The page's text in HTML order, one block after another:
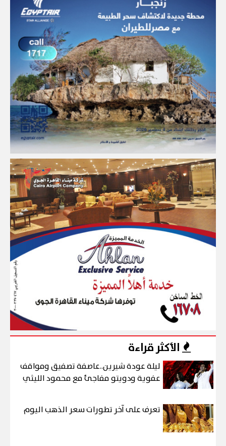
الأكثر قراءة
ليلة عودة شيرين..عاصفة تصفيق ومواقف
عفوية ودويتو مفاجئ مع محمود الليثي
تعرف على آخر تطورات سعر الذهب اليوم